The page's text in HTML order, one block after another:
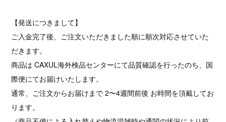
【発送につきまして】
ご入金完了後、ご注文いただきました順に順次対応させていた
だきます。
商品は CAXUL海外検品センターにて品質確認を行ったのち、国
際便にてお届けいたします。
通常、ご注文からお届けまで 2〜4週間前後 お時間を頂戴してお
ります。